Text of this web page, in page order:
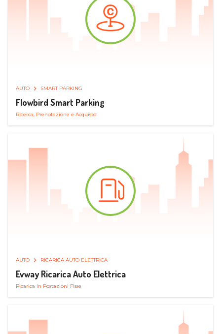
AUTO SMART PARKING
Flowbird Smart Parking
Ricerca, Prenotazione e Acquisto
AUTO RICARICA AUTO ELETTRICA
Evway Ricarica Auto Elettrica
Ricarica in Postazioni Fisse